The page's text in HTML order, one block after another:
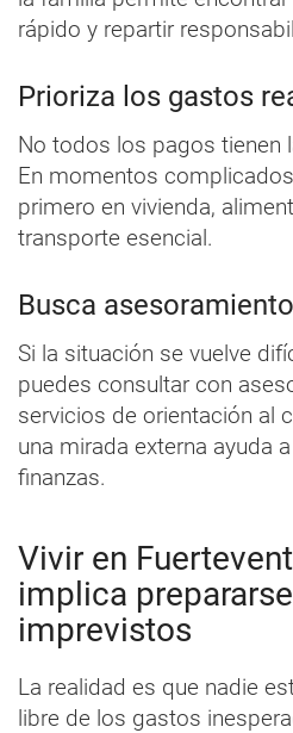
rápido y repartir
Prioriza los gastos
No todos los pagos tienen
En momentos
primero en vivienda,
transporte esencial.
Busca
Si la situación se vuelve
puedes consultar con
servicios de orientación al
una mirada externa ayuda
finanzas.
Vivir en
implica
imprevistos
La realidad es que nadie
libre de los gastos